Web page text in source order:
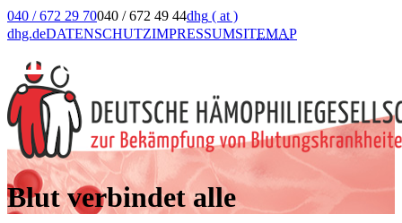
040 / 672 29 70040 / 672 49 44dhg ( at )
dhg.deDATENSCHUTZIMPRESSUMSITEMAP
Blut verbindet alle